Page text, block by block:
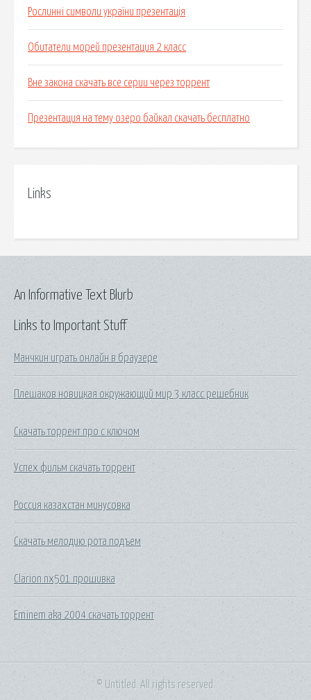
Рослинні символи україни презентація
Обитатели морей презентация 2 класс
Вне закона скачать все серии через торрент
Презентация на тему озеро байкал скачать бесплатно
Links
Links to Important Stuff
Манчкин играть онлайн в браузере
Плешаков новицкая окружающий мир 3 класс решебник
Скачать торрент про с ключом
Успех фильм скачать торрент
Россия казахстан минусовка
Скачать мелодию рота подъем
Clarion nx501 прошивка
Eminem aka 2004 скачать торрент
An Informative Text Blurb
© Untitled. All rights reserved.